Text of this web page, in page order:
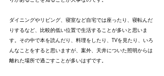
ダイニングやリビング、寝室など自宅では座ったり、寝転んだ
りするなど、比較的低い位置で生活することが多いと思いま
す。その中で本を読んだり、料理をしたり、TVを見たり、いろ
んなことをすると思いますが、案外、天井についた照明からは
離れた場所で過ごすことが多いはずです。